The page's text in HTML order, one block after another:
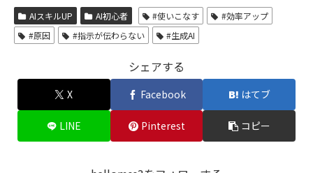
AIスキルUP AI初心者 #使いこなす
#効率アップ
#原因
#指示が伝わらない #生成AI
シェアする
X Facebook はてブ
LINE Pinterest コピー